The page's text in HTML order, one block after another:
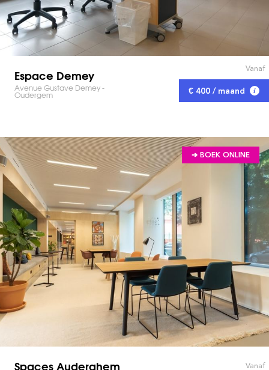
Espace Demey
Avenue Gustave Demey -
Oudergem
Vanaf
€ 400 / maand
➔ BOEK ONLINE
Spaces Auderghem Vanaf